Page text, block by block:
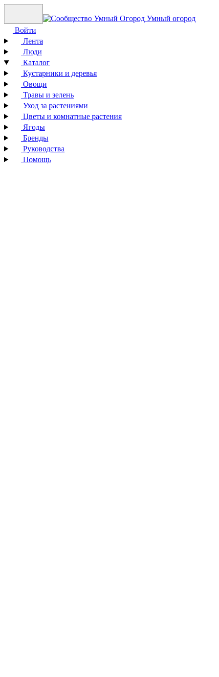
Умный огород
Войти
Лента
Люди
Каталог
Кустарники и деревья
Овощи
Травы и зелень
Уход за растениями
Цветы и комнатные растения
Ягоды
Бренды
Руководства
Помощь